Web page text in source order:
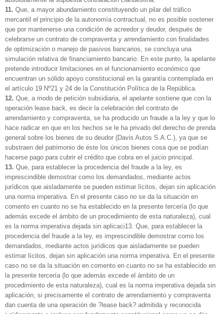
11. Que, a mayor abundamiento constituyendo un pilar del tráfico
mercantil el principio de la autonomía contractual, no es posible sostener
que por mantenerse una condición de acreedor y deudor, después de
celebrarse un contrato de compraventa y arrendamiento con finalidades
de optimización o manejo de pasivos bancarios, se concluya una
simulación relativa de financiamiento bancario. En este punto, la apelante
pretende introducir limitaciones en el funcionamiento económico que
encuentran un sólido apoyo constitucional en la garantía contemplada en
el artículo 19 Nº21 y 24 de la Constitución Política de la República.
12. Que, a modo de petición subsidiaria, el apelante sostiene que con la
operación lease back, es decir la celebración del contrato de
arrendamiento y compraventa, se ha producido un fraude a la ley y que lo
hace radicar en que en los hechos se le ha privado del derecho de prenda
general sobre los bienes de su deudor (Davis Autos S.A.C.), ya que se
substraen del patrimonio de éste los únicos bienes cosa que se podían
hacerse pago para cubrir el crédito que cobra en el juicio principal.
13. Que, para establecer la procedencia del fraude a la ley, es
imprescindible demostrar como los demandados, mediante actos
jurídicos que aisladamente se pueden estimar lícitos, dejan sin aplicación
una norma imperativa. En el presente caso no se da la situación en
comento en cuanto no se ha establecido en la presente tercería (lo que
además excede el ámbito de un procedimiento de esta naturaleza), cual
es la norma imperativa dejada sin aplicaci13. Que, para establecer la
procedencia del fraude a la ley, es imprescindible demostrar como los
demandados, mediante actos jurídicos que aisladamente se pueden
estimar lícitos, dejan sin aplicación una norma imperativa. En el presente
caso no se da la situación en comento en cuanto no se ha establecido en
la presente tercería (lo que además excede el ámbito de un
procedimiento de esta naturaleza), cual es la norma imperativa dejada sin
aplicación, si precisamente el contrato de arrendamiento y compraventa
dan cuenta de una operación de ?lease back? admitida y reconocida